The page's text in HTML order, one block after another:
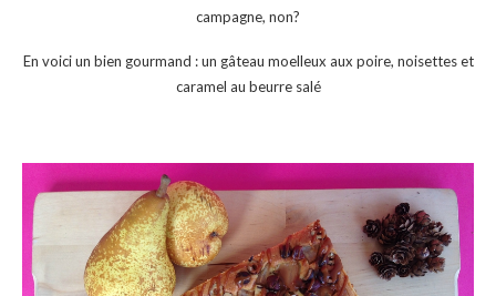
campagne, non?
En voici un bien gourmand : un gâteau moelleux aux poire, noisettes et
caramel au beurre salé